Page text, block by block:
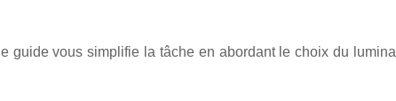
guide vous simplifie la tâche en abordant le choix du